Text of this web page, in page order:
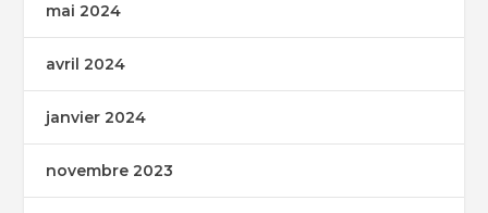
mai 2024
avril 2024
janvier 2024
novembre 2023